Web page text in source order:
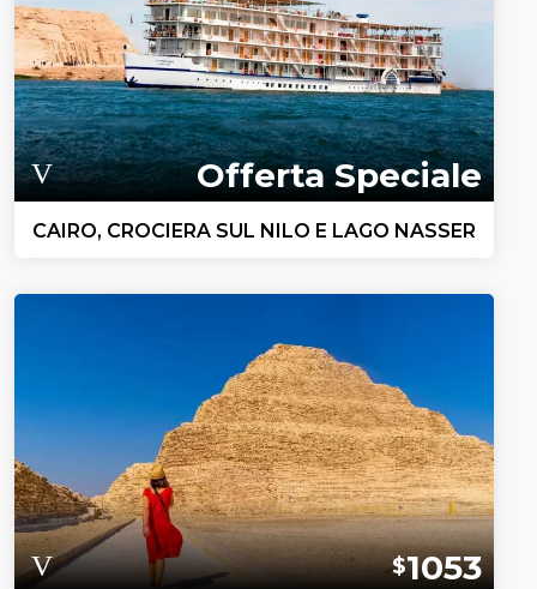
Offerta Speciale
CAIRO, CROCIERA SUL NILO E LAGO NASSER
$1053